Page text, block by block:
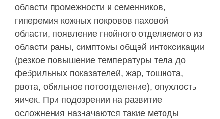
области промежности и семенников,
гиперемия кожных покровов паховой
области, появление гнойного отделяемого из
области раны, симптомы общей интоксикации
(резкое повышение температуры тела до
фебрильных показателей, жар, тошнота,
рвота, обильное потоотделение), опухлость
яичек. При подозрении на развитие
осложнения назначаются такие методы